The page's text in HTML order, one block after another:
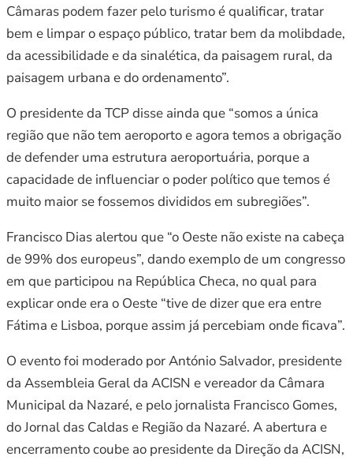
Câmaras podem fazer pelo turismo é qualificar, tratar
bem e limpar o espaço público, tratar bem da molibdade,
da acessibilidade e da sinalética, da paisagem rural, da
paisagem urbana e do ordenamento”.
O presidente da TCP disse ainda que “somos a única
região que não tem aeroporto e agora temos a obrigação
de defender uma estrutura aeroportuária, porque a
capacidade de influenciar o poder político que temos é
muito maior se fossemos divididos em subregiões”.
Francisco Dias alertou que “o Oeste não existe na cabeça
de 99% dos europeus”, dando exemplo de um congresso
em que participou na República Checa, no qual para
explicar onde era o Oeste “tive de dizer que era entre
Fátima e Lisboa, porque assim já percebiam onde ficava”.
O evento foi moderado por António Salvador, presidente
da Assembleia Geral da ACISN e vereador da Câmara
Municipal da Nazaré, e pelo jornalista Francisco Gomes,
do Jornal das Caldas e Região da Nazaré. A abertura e
encerramento coube ao presidente da Direção da ACISN,